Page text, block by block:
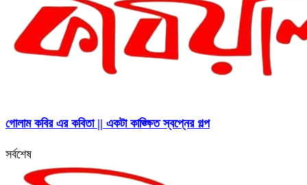
গোলাম কবির এর কবিতা || একটা কাঙ্ক্ষিত স্বপ্নের গল্প
সর্বশেষ